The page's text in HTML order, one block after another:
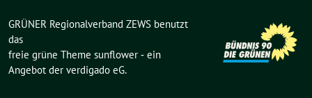
GRÜNER Regionalverband ZEWS benutzt
das
freie grüne Theme sunflower ‐ ein
Angebot der verdigado eG.